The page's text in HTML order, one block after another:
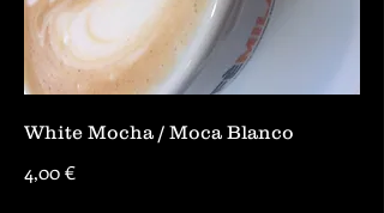
White Mocha / Moca Blanco
4,00 €